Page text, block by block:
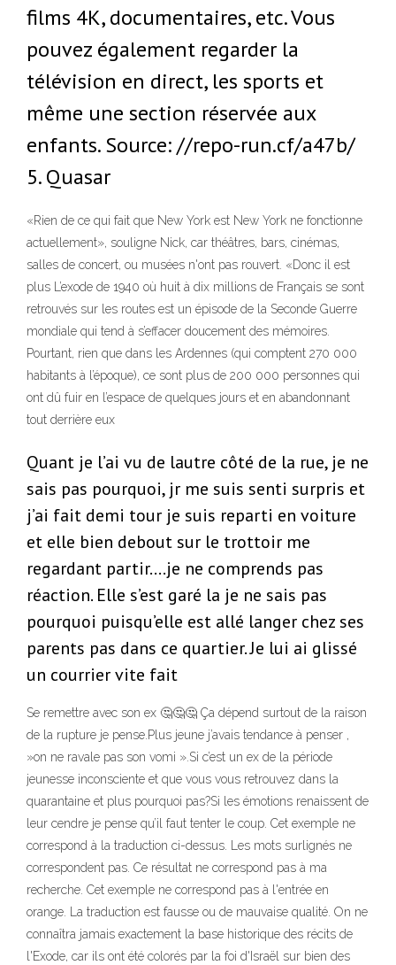
films 4K, documentaires, etc. Vous
pouvez également regarder la
télévision en direct, les sports et
même une section réservée aux
enfants. Source: //repo-run.cf/a47b/
5. Quasar
«Rien de ce qui fait que New York est New York ne fonctionne
actuellement», souligne Nick, car théâtres, bars, cinémas,
salles de concert, ou musées n'ont pas rouvert. «Donc il est
plus L’exode de 1940 où huit à dix millions de Français se sont
retrouvés sur les routes est un épisode de la Seconde Guerre
mondiale qui tend à s’effacer doucement des mémoires.
Pourtant, rien que dans les Ardennes (qui comptent 270 000
habitants à l’époque), ce sont plus de 200 000 personnes qui
ont dû fuir en l’espace de quelques jours et en abandonnant
tout derrière eux
Quant je l’ai vu de lautre côté de la rue, je ne
sais pas pourquoi, jr me suis senti surpris et
j’ai fait demi tour je suis reparti en voiture
et elle bien debout sur le trottoir me
regardant partir….je ne comprends pas
réaction. Elle s’est garé la je ne sais pas
pourquoi puisqu’elle est allé langer chez ses
parents pas dans ce quartier. Je lui ai glissé
un courrier vite fait
Se remettre avec son ex 🤔🤔🤔 Ça dépend surtout de la raison
de la rupture je pense.Plus jeune j’avais tendance à penser ,
»on ne ravale pas son vomi ».Si c’est un ex de la période
jeunesse inconsciente et que vous vous retrouvez dans la
quarantaine et plus pourquoi pas?Si les émotions renaissent de
leur cendre je pense qu’il faut tenter le coup. Cet exemple ne
correspond à la traduction ci-dessus. Les mots surlignés ne
correspondent pas. Ce résultat ne correspond pas à ma
recherche. Cet exemple ne correspond pas à l'entrée en
orange. La traduction est fausse ou de mauvaise qualité. On ne
connaîtra jamais exactement la base historique des récits de
l'Exode, car ils ont été colorés par la foi d'Israël sur bien des